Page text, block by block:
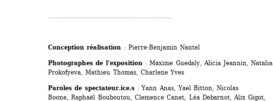
...............................................................
Conception réalisation : Pierre-Benjamin Nantel
Photographes de l’exposition: Maxime Guedaly, Alicia Jeannin, Natalia
Prokofyeva, Mathieu Thomas, Charlene Yves
Paroles de spectateur.ice.s : Yann Anas, Yael Bitton, Nicolas
Boone, Raphaël Bouboutou, Clemence Canet, Léa Debarnot, Alix Gigot,